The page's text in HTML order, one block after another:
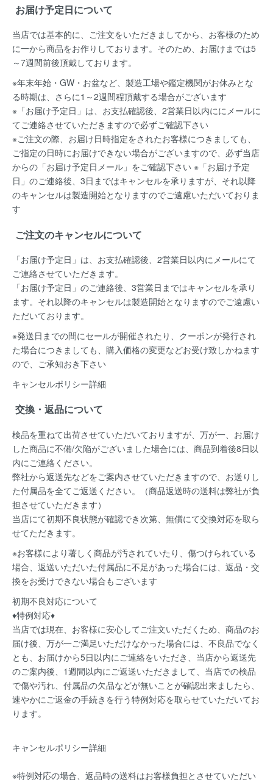
お届け予定日について
当店では基本的に、ご注文をいただきましてから、お客様のため
に一から商品をお作りしております。そのため、お届けまでは5
～7週間前後頂戴しております。
※年末年始・GW・お盆など、製造工場や鑑定機関がお休みとな
る時期は、さらに1～2週間程頂戴する場合がございます
※「お届け予定日」は、お支払確認後、2営業日以内ににメールに
てご連絡させていただきますので必ずご確認下さい
※ご注文の際、お届け日時指定をされたお客様につきましても、
ご指定の日時にお届けできない場合がございますので、必ず当店
からの「お届け予定日メール」をご確認下さい ※「お届け予定
日」のご連絡後、3日まではキャンセルを承りますが、それ以降
のキャンセルは製造開始となりますのでご遠慮いただいておりま
す
ご注文のキャンセルについて
「お届け予定日」は、お支払確認後、 2営業日以内にメールにて
ご連絡させていただきます。
「お届け予定日」のご連絡後、 3営業日まではキャンセルを承り
ます。 それ以降のキャンセルは製造開始となりますのでご遠慮い
ただいております。
※発送日までの間にセールが開催されたり、クーポンが発行され
た場合につきましても、購入価格の変更などお受け致しかねます
ので、ご承知おき下さい
キャンセルポリシー詳細
交換・返品について
検品を重ねて出荷させていただいておりますが、万が一、お届け
した商品に不備/欠陥がございました場合には、 商品到着後8日以
内にご連絡ください。
弊社から返送先などをご案内させていただきますので、お送りし
た付属品を全てご返送ください。（商品返送時の送料は弊社が負
担させていただきます）
当店にて初期不良状態が確認でき次第、無償にて交換対応を取ら
せてただきます。
※お客様により著しく商品が汚されていたり、傷つけられている
場合、返送いただいた付属品に不足があった場合には、返品・交
換をお受けできない場合もございます
初期不良対応について
♦特例対応♦
当店では現在、お客様に安心してご注文いただくため、商品のお
届け後、万が一ご満足いただけなかった場合には、不良品でなく
とも、お届けから5日以内にご連絡をいただき、当店から返送先
のご案内後、1週間以内にご返送いただきまして、当店での検品
で傷や汚れ、付属品の欠品などが無いことが確認出来ましたら、
速やかにご返金の手続きを行う特例対応を取らせていただいてお
ります。
キャンセルポリシー詳細
※特例対応の場合、返品時の送料はお客様負担とさせていただい